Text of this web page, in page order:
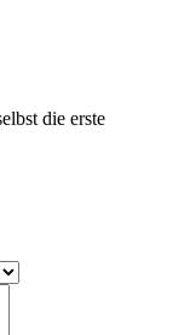
die erste